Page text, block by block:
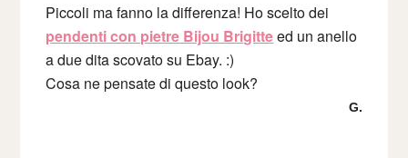
Piccoli ma fanno la differenza! Ho scelto dei
pendenti con pietre Bijou Brigitteed un anello
a due dita scovato su Ebay. :)
Cosa ne pensate di questo look?
G.